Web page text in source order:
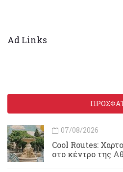
Ad Links
07/08/2026
Cool Routes:
στο κέντρο της